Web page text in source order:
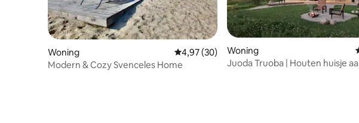
Woning Gemiddelde beoordeling van 4,97 op 5, 30
4,97 (30)
Modern & Cozy Svenceles Home
Woning
Juoda Truoba | Houten huisje